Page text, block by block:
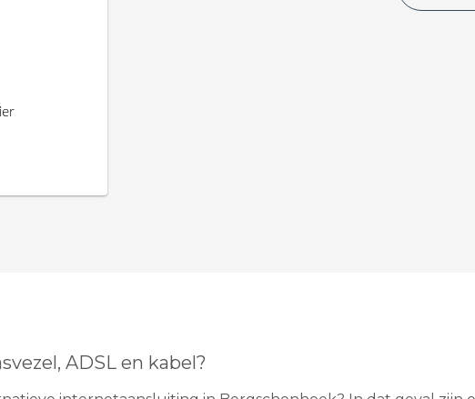
ADSL en kabel?